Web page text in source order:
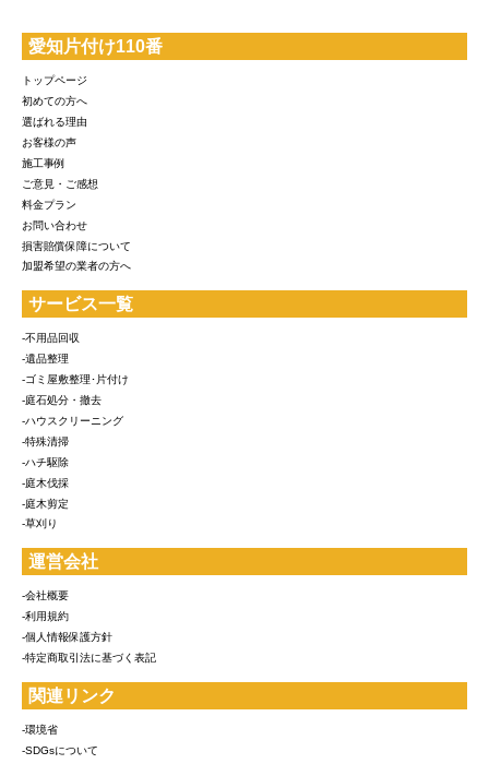
愛知片付け110番
トップページ
初めての方へ
選ばれる理由
お客様の声
施工事例
ご意見・ご感想
料金プラン
お問い合わせ
損害賠償保障について
加盟希望の業者の方へ
サービス一覧
-不用品回収
-遺品整理
-ゴミ屋敷整理･片付け
-庭石処分・撤去
-ハウスクリーニング
-特殊清掃
-ハチ駆除
-庭木伐採
-庭木剪定
-草刈り
運営会社
-会社概要
-利用規約
-個人情報保護方針
-特定商取引法に基づく表記
関連リンク
-環境省
-SDGsについて